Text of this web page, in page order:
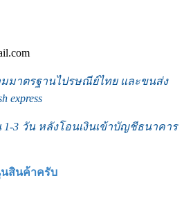
มาตรฐานไปรษณีย์ไทย และขนส่ง
express
1-3 วัน หลังโอนเงินเข้าบัญชีธนาคาร
สินค้าครับ